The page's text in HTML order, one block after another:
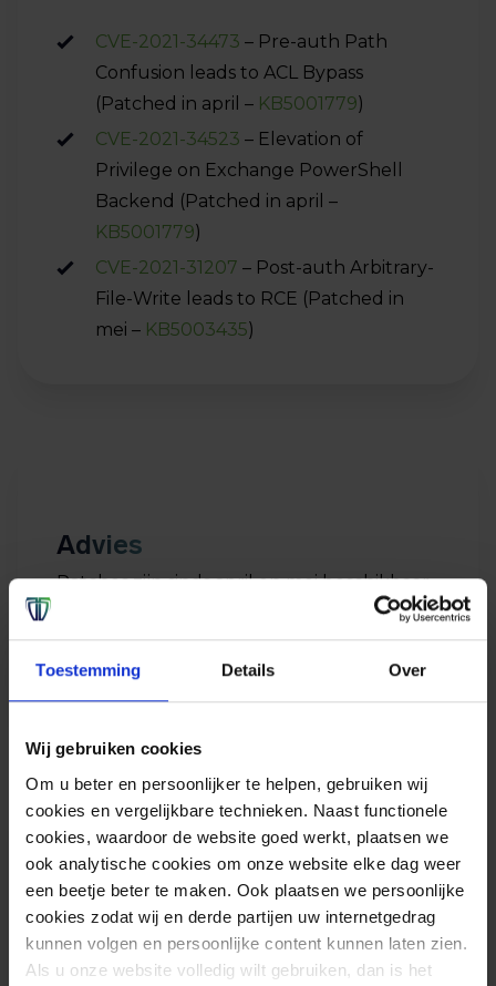
Toestemming Details Over
Wij gebruiken cookies
Om u beter en persoonlijker te helpen, gebruiken wij
cookies en vergelijkbare technieken. Naast functionele
cookies, waardoor de website goed werkt, plaatsen we
ook analytische cookies om onze website elke dag weer
een beetje beter te maken. Ook plaatsen we persoonlijke
cookies zodat wij en derde partijen uw internetgedrag
kunnen volgen en persoonlijke content kunnen laten zien.
Als u onze website volledig wilt gebruiken, dan is het
CVE-2021-34473 – Pre-auth Path
Confusion leads to ACL Bypass
(Patched in april – KB5001779)
CVE-2021-34523 – Elevation of
Privilege on Exchange PowerShell
Backend (Patched in april –
KB5001779)
CVE-2021-31207 – Post-auth Arbitrary-
File-Write leads to RCE (Patched in
mei – KB5003435)
Advies
Patches zijn sinds april en mei beschikbaar,
het dringende advies is dan ook om deze
direct op je Exchange-omgeving te
installeren.
Bronnen
Meer informatie over de PowerShell
kwetsbaarheid is te vinden via deze